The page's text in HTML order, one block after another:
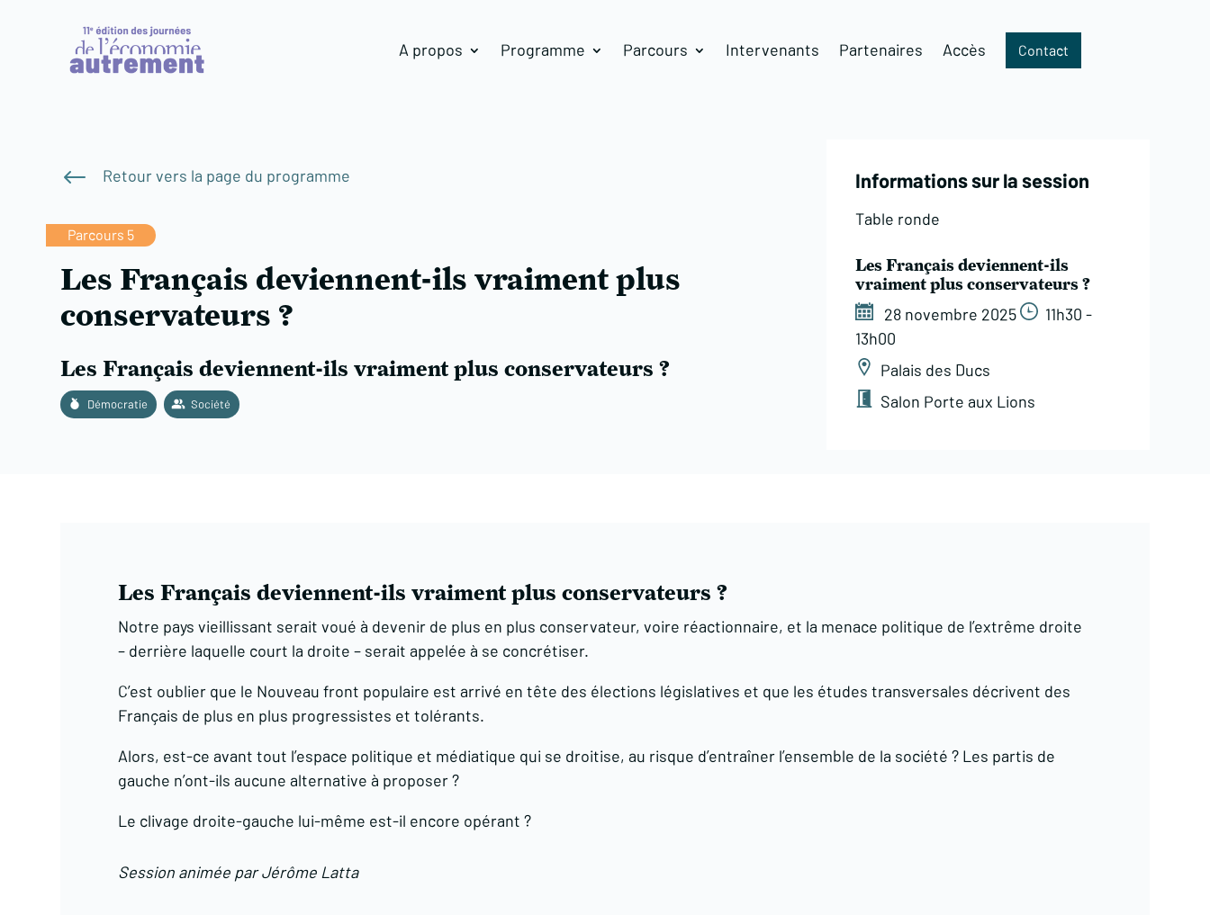
A propos Programme Parcours Intervenants Partenaires Accès Contact
# Retour vers la page du programme
Parcours 5
Les Français deviennent-ils vraiment plus
conservateurs ?
Les Français deviennent-ils vraiment plus conservateurs ?
Démocratie Société
Informations sur la session
Table ronde
Les Français deviennent-ils
vraiment plus conservateurs ?
28 novembre 2025
11h30 -
13h00
Palais des Ducs
Salon Porte aux Lions
Les Français deviennent-ils vraiment plus conservateurs ?
Notre pays vieillissant serait voué à devenir de plus en plus conservateur, voire réactionnaire, et la menace politique de l’extrême droite
– derrière laquelle court la droite – serait appelée à se concrétiser.
C’est oublier que le Nouveau front populaire est arrivé en tête des élections législatives et que les études transversales décrivent des
Français de plus en plus progressistes et tolérants.
Alors, est-ce avant tout l’espace politique et médiatique qui se droitise, au risque d’entraîner l’ensemble de la société ? Les partis de
gauche n’ont-ils aucune alternative à proposer ?
Le clivage droite-gauche lui-même est-il encore opérant ?
Session animée par Jérôme Latta